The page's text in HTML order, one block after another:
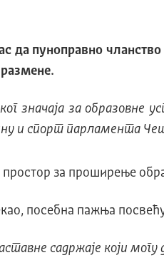
да пуноправно
значаја за образовне
и спорт парламента
за проширење
посебна пажња
садржаје који